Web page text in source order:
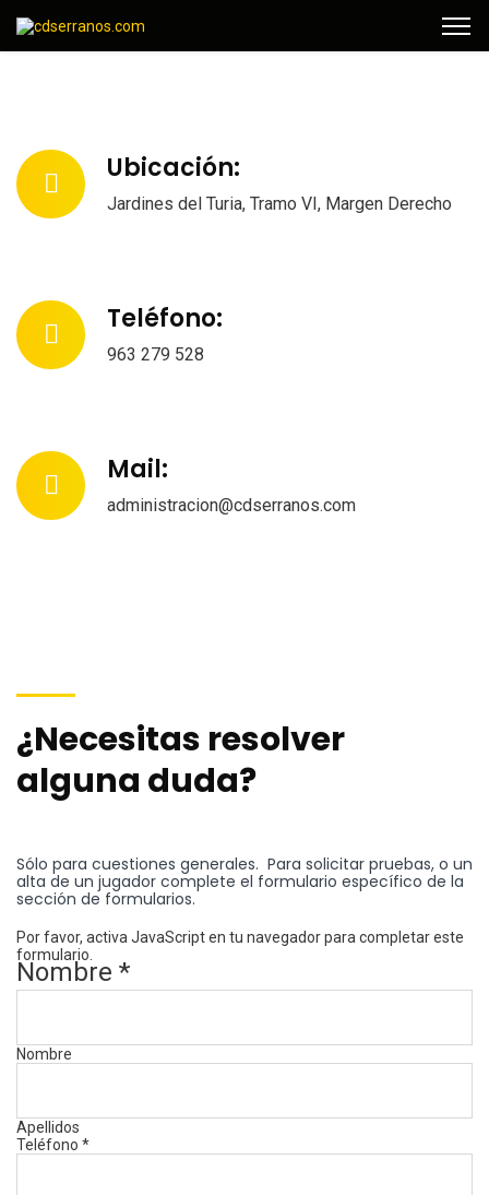
Ubicación:
Jardines del Turia, Tramo VI, Margen Derecho
Teléfono:
963 279 528
Mail:
administracion@cdserranos.com
¿Necesitas resolver
alguna duda?
Sólo para cuestiones generales. Para solicitar pruebas, o un
alta de un jugador complete el formulario específico de la
sección de formularios.
Por favor, activa JavaScript en tu navegador para completar este
formulario.
Nombre *
Nombre
Apellidos
Teléfono *